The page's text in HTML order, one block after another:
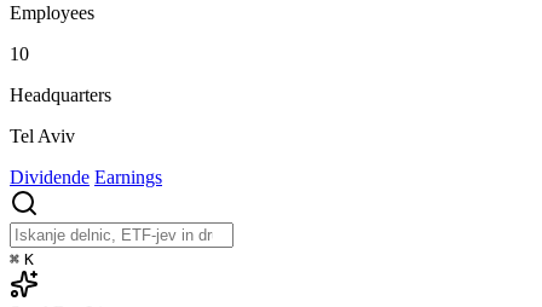
Employees
10
Headquarters
Tel Aviv
Dividende Earnings
⌘ K